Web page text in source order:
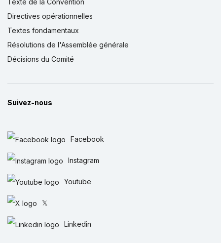
Directives opérationnelles
Textes fondamentaux
Résolutions de l'Assemblée générale
Décisions du Comité
Suivez-nous
Facebook
Instagram
Youtube
𝕏
Linkedin